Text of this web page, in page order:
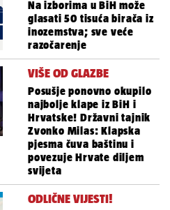
Na izborima u BiH može
glasati 50 tisuća birača iz
inozemstva; sve veće
razočarenje
VIŠE OD GLAZBE
Posušje ponovno okupilo
najbolje klape iz BiH i
Hrvatske! Državni tajnik
Zvonko Milas: Klapska
pjesma čuva baštinu i
povezuje Hrvate diljem
svijeta
ODLIČNE VIJESTI!